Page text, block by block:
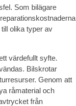
Som bilägare
olika typer av
värdefullt syfte.
Bilskrotar
Genom att
råmaterial och
från